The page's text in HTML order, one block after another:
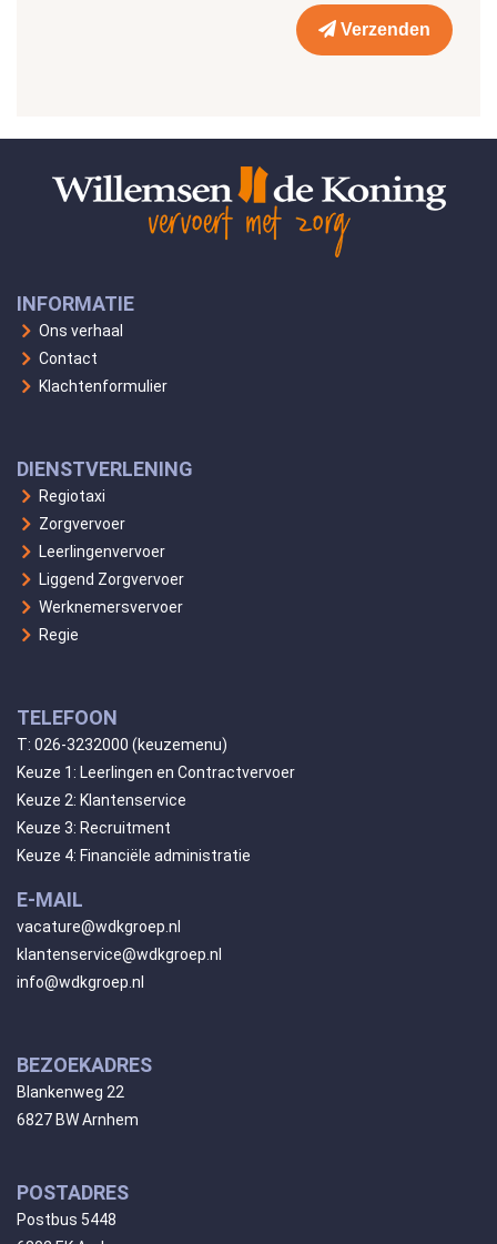
Verzenden
INFORMATIE
Ons verhaal
Contact
Klachtenformulier
DIENSTVERLENING
Regiotaxi
Zorgvervoer
Leerlingenvervoer
Liggend Zorgvervoer
Werknemersvervoer
Regie
TELEFOON
T: 026-3232000 (keuzemenu)
Keuze 1: Leerlingen en Contractvervoer
Keuze 2: Klantenservice
Keuze 3: Recruitment
Keuze 4: Financiële administratie
E-MAIL
vacature@wdkgroep.nl
klantenservice@wdkgroep.nl
info@wdkgroep.nl
BEZOEKADRES
Blankenweg 22
6827 BW Arnhem
POSTADRES
Postbus 5448